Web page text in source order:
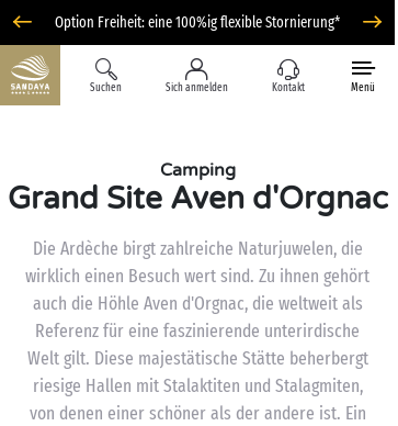
Option Freiheit: eine 100%ig flexible Stornierung*
Suchen Sich anmelden Kontakt Menü
Camping
Grand Site Aven d'Orgnac
Die Ardèche birgt zahlreiche Naturjuwelen, die
wirklich einen Besuch wert sind. Zu ihnen gehört
auch die Höhle Aven d'Orgnac, die weltweit als
Referenz für eine faszinierende unterirdische
Welt gilt. Diese majestätische Stätte beherbergt
riesige Hallen mit Stalaktiten und Stalagmiten,
von denen einer schöner als der andere ist. Ein